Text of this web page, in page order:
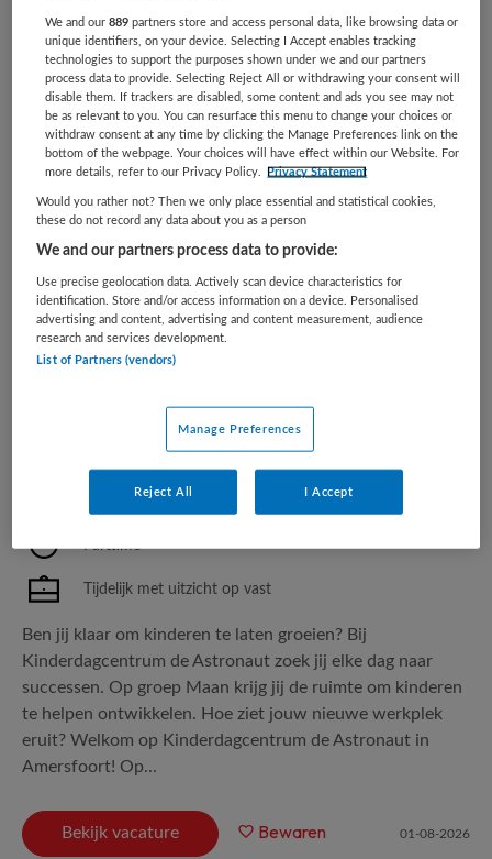
Met hart voor jonge vluchtelingen streven naar een
behandeling die leidt tot herstel, inzicht, zelfregie en
zelfredzaamheid. Jij zorgt ervoor. Zo werk jij Als
psychiater Kind & Jeugd binnen het
Vluchtelingenprogramma ben jij er voor kinderen vanaf 6
jaar en jeugdigen tot 25...
Bekijk vacature Bewaren
Begeleider - Kinderdagcentrum de
Amersfoort
Parttime
Tijdelijk met uitzicht op vast
Ben jij klaar om kinderen te laten groeien? Bij
Kinderdagcentrum de Astronaut zoek jij elke dag naar
successen. Op groep Maan krijg jij de ruimte om kinderen
te helpen ontwikkelen. Hoe ziet jouw nieuwe werkplek
eruit? Welkom op Kinderdagcentrum de Astronaut in
Amersfoort! Op...
Bekijk vacature Bewaren 01-08-2026
We and our889 partners store and access personal data, like browsing data or
unique identifiers, on your device. Selecting I Accept enables tracking
technologies to support the purposes shown under we and our partners
process data to provide. Selecting Reject All or withdrawing your consent will
disable them. If trackers are disabled, some content and ads you see may not
be as relevant to you. You can resurface this menu to change your choices or
withdraw consent at any time by clicking the Manage Preferences link on the
bottom of the webpage. Your choices will have effect within our Website. For
more details, refer to our Privacy Policy.
Privacy Statement
Would you rather not? Then we only place essential and statistical cookies,
these do not record any data about you as a person
We and our partners process data to provide:
Use precise geolocation data. Actively scan device characteristics for
identification. Store and/or access information on a device. Personalised
advertising and content, advertising and content measurement, audience
research and services development.
List of Partners (vendors)
Manage Preferences
Reject All I Accept